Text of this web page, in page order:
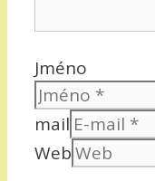
Jméno
mail
Web